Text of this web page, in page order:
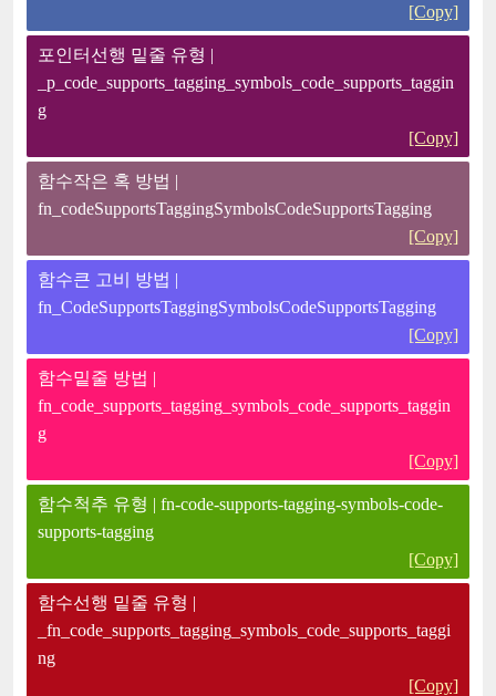
[Copy]
포인터선행 밑줄 유형 |
_p_code_supports_tagging_symbols_code_supports_taggin
g
[Copy]
함수작은 혹 방법 |
fn_codeSupportsTaggingSymbolsCodeSupportsTagging
[Copy]
함수큰 고비 방법 |
fn_CodeSupportsTaggingSymbolsCodeSupportsTagging
[Copy]
함수밑줄 방법 |
fn_code_supports_tagging_symbols_code_supports_taggin
g
[Copy]
함수척추 유형 | fn-code-supports-tagging-symbols-code-
supports-tagging
[Copy]
함수선행 밑줄 유형 |
_fn_code_supports_tagging_symbols_code_supports_taggi
ng
[Copy]